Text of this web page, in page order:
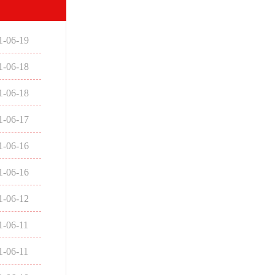
06-19
06-18
06-18
06-17
06-16
06-16
06-12
06-11
06-11